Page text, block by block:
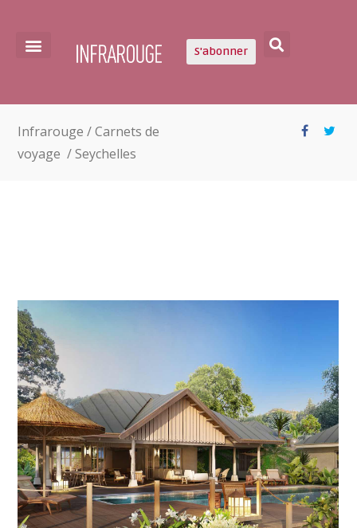
S'abonner
Infrarouge /Carnets de
voyage /Seychelles